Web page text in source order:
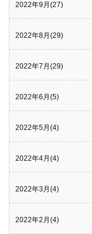
2022年9月(27)
2022年8月(29)
2022年7月(29)
2022年6月(5)
2022年5月(4)
2022年4月(4)
2022年3月(4)
2022年2月(4)